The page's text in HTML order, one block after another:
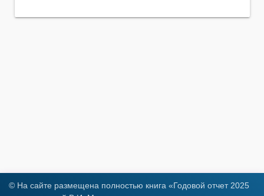
© На сайте размещена полностью книга «Годовой отчет 2025